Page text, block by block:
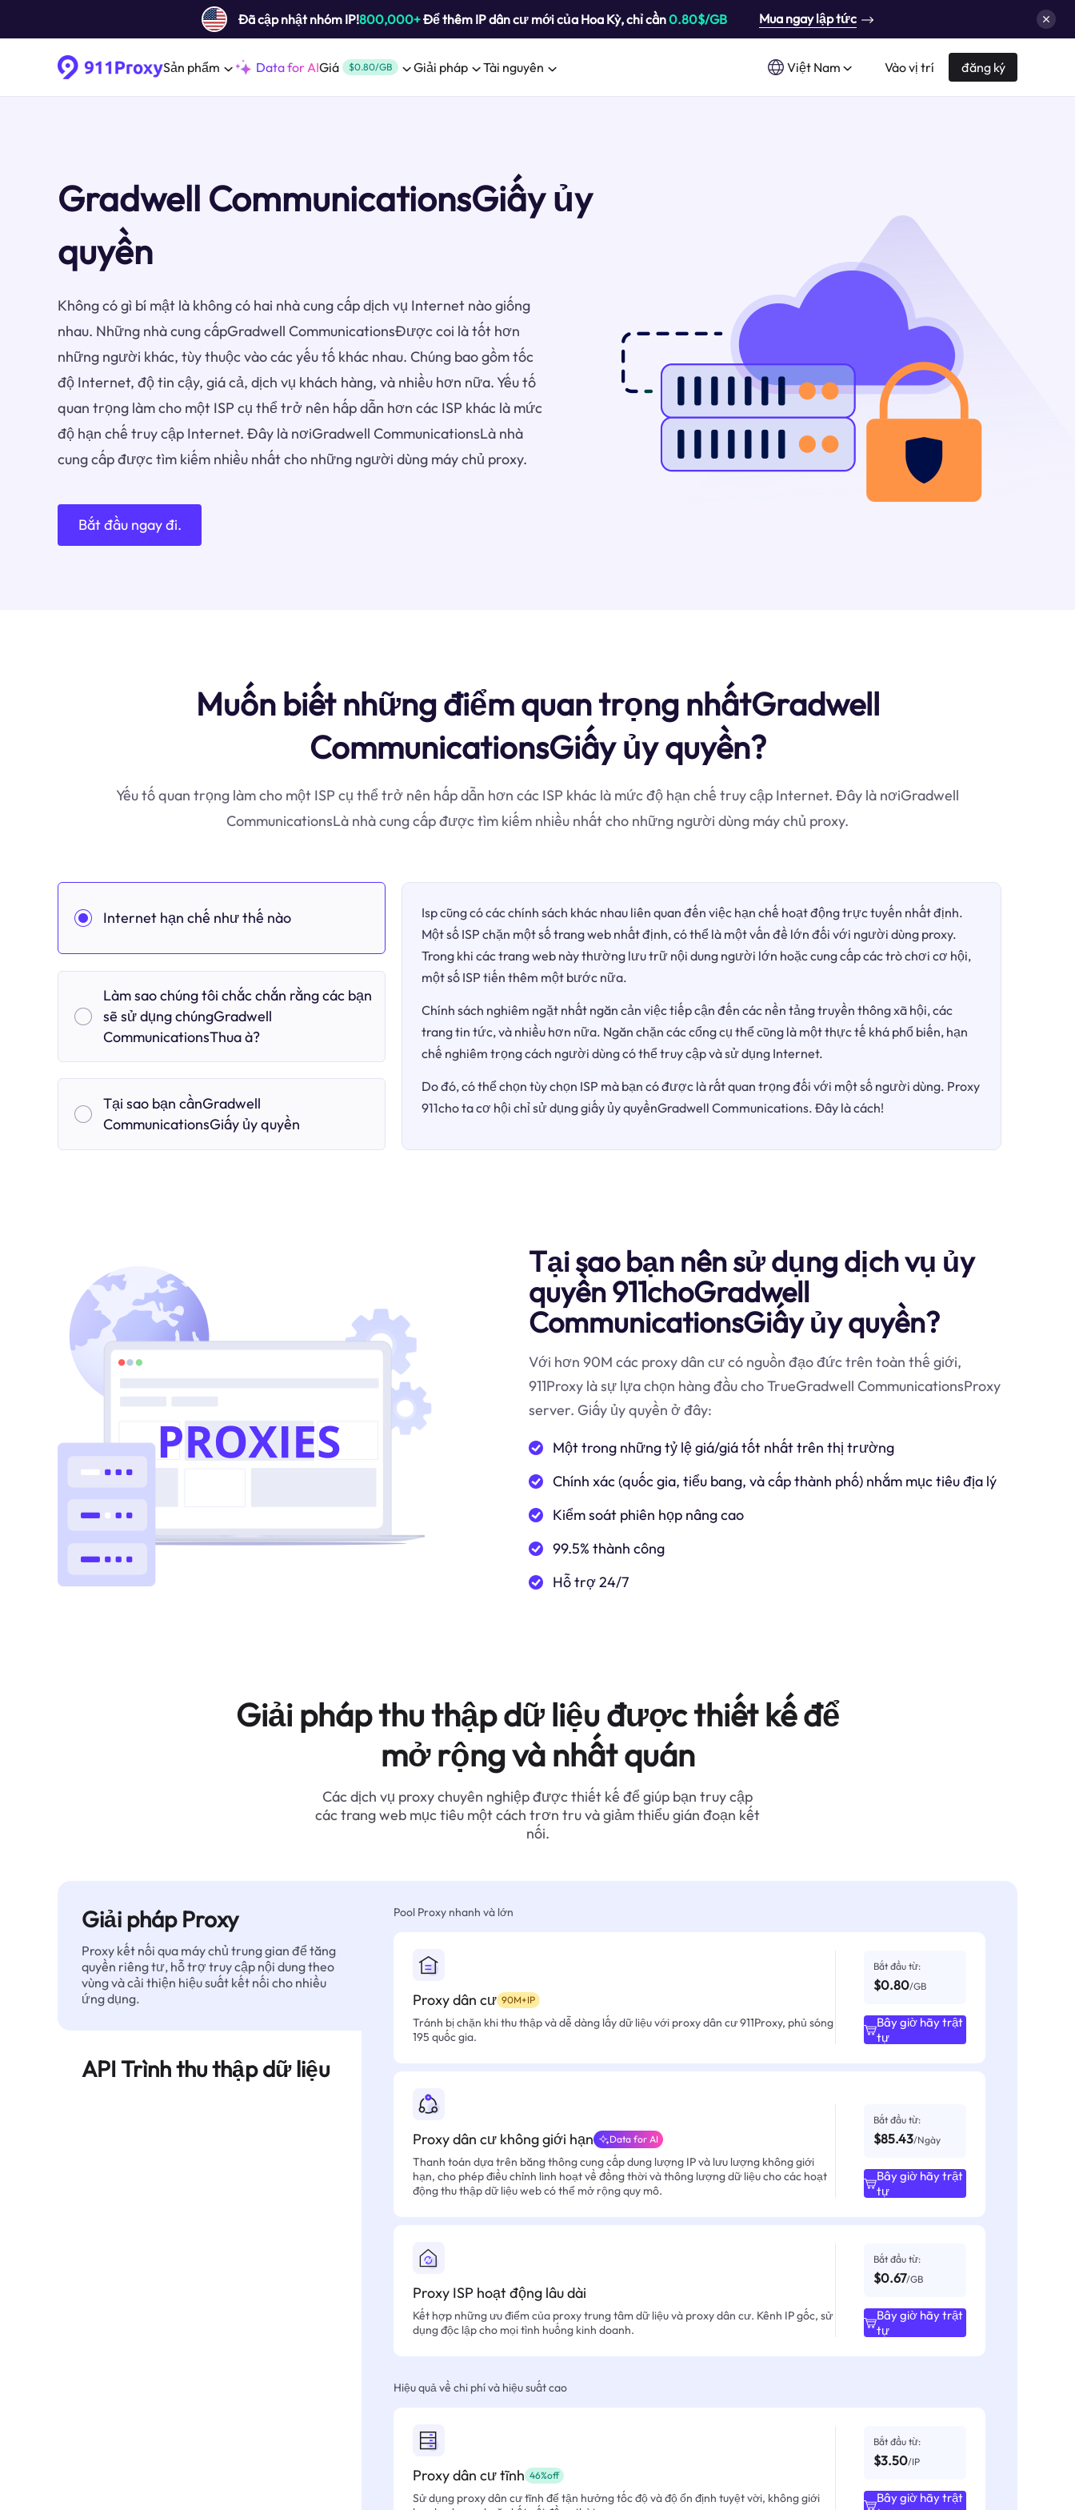
Đã cập nhật nhóm IP!800,000+Để thêm IP dân cư mới của Hoa Kỳ, chỉ cần0.80$/GB Mua ngay lập tức
Sản phẩm Data for AIGiá $0.80/GB Giải pháp Tài nguyên Việt Nam Vào vị trí đăng ký
Gradwell CommunicationsGiấy ủy
quyền
Không có gì bí mật là không có hai nhà cung cấp dịch vụ Internet nào giống
nhau. Những nhà cung cấpGradwell CommunicationsĐược coi là tốt hơn
những người khác, tùy thuộc vào các yếu tố khác nhau. Chúng bao gồm tốc
độ Internet, độ tin cậy, giá cả, dịch vụ khách hàng, và nhiều hơn nữa. Yếu tố
quan trọng làm cho một ISP cụ thể trở nên hấp dẫn hơn các ISP khác là mức
độ hạn chế truy cập Internet. Đây là nơiGradwell CommunicationsLà nhà
cung cấp được tìm kiếm nhiều nhất cho những người dùng máy chủ proxy.
Bắt đầu ngay đi.
Muốn biết những điểm quan trọng nhấtGradwell
CommunicationsGiấy ủy quyền?
Yếu tố quan trọng làm cho một ISP cụ thể trở nên hấp dẫn hơn các ISP khác là mức độ hạn chế truy cập Internet. Đây là nơiGradwell
CommunicationsLà nhà cung cấp được tìm kiếm nhiều nhất cho những người dùng máy chủ proxy.
Internet hạn chế như thế nào
Làm sao chúng tôi chắc chắn rằng các bạn
sẽ sử dụng chúngGradwell
CommunicationsThua à?
Tại sao bạn cầnGradwell
CommunicationsGiấy ủy quyền
Isp cũng có các chính sách khác nhau liên quan đến việc hạn chế hoạt động trực tuyến nhất định.
Một số ISP chặn một số trang web nhất định, có thể là một vấn đề lớn đối với người dùng proxy.
Trong khi các trang web này thường lưu trữ nội dung người lớn hoặc cung cấp các trò chơi cơ hội,
một số ISP tiến thêm một bước nữa.
Chính sách nghiêm ngặt nhất ngăn cản việc tiếp cận đến các nền tảng truyền thông xã hội, các
trang tin tức, và nhiều hơn nữa. Ngăn chặn các cổng cụ thể cũng là một thực tế khá phổ biến, hạn
chế nghiêm trọng cách người dùng có thể truy cập và sử dụng Internet.
Do đó, có thể chọn tùy chọn ISP mà bạn có được là rất quan trọng đối với một số người dùng. Proxy
911cho ta cơ hội chỉ sử dụng giấy ủy quyềnGradwell Communications. Đây là cách!
Tại sao bạn nên sử dụng dịch vụ ủy
quyền 911choGradwell
CommunicationsGiấy ủy quyền?
Với hơn 90M các proxy dân cư có nguồn đạo đức trên toàn thế giới,
911Proxy là sự lựa chọn hàng đầu cho TrueGradwell CommunicationsProxy
server. Giấy ủy quyền ở đây:
Một trong những tỷ lệ giá/giá tốt nhất trên thị trường
Chính xác (quốc gia, tiểu bang, và cấp thành phố) nhắm mục tiêu địa lý
Kiểm soát phiên họp nâng cao
99.5% thành công
Hỗ trợ 24/7
Giải pháp thu thập dữ liệu được thiết kế để
mở rộng và nhất quán
Các dịch vụ proxy chuyên nghiệp được thiết kế để giúp bạn truy cập
các trang web mục tiêu một cách trơn tru và giảm thiểu gián đoạn kết
nối.
Giải pháp Proxy
Proxy kết nối qua máy chủ trung gian để tăng
quyền riêng tư, hỗ trợ truy cập nội dung theo
vùng và cải thiện hiệu suất kết nối cho nhiều
ứng dụng.
API Trình thu thập dữ liệu
Pool Proxy nhanh và lớn
Proxy dân cư 90M+IP
Tránh bị chặn khi thu thập và dễ dàng lấy dữ liệu với proxy dân cư 911Proxy, phủ sóng
195 quốc gia.
Bắt đầu từ:
$0.80/GB
Bây giờ hãy trật
tự
Proxy dân cư không giới hạn Data for AI
Thanh toán dựa trên băng thông cung cấp dung lượng IP và lưu lượng không giới
hạn, cho phép điều chỉnh linh hoạt về đồng thời và thông lượng dữ liệu cho các hoạt
động thu thập dữ liệu web có thể mở rộng quy mô.
Bắt đầu từ:
$85.43/Ngày
Bây giờ hãy trật
tự
Proxy ISP hoạt động lâu dài
Kết hợp những ưu điểm của proxy trung tâm dữ liệu và proxy dân cư. Kênh IP gốc, sử
dụng độc lập cho mọi tình huống kinh doanh.
Bắt đầu từ:
$0.67/GB
Bây giờ hãy trật
tự
Hiệu quả về chi phí và hiệu suất cao
Proxy dân cư tĩnh 46%off
Sử dụng proxy dân cư tĩnh để tận hưởng tốc độ và độ ổn định tuyệt vời, không giới
Bắt đầu từ:
$3.50/IP
Bây giờ hãy trật